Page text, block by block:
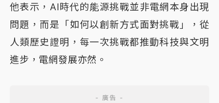
他表示，AI時代的能源挑戰並非電網本身出現
問題，而是「如何以創新方式面對挑戰」，從
人類歷史證明，每一次挑戰都推動科技與文明
進步，電網發展亦然。